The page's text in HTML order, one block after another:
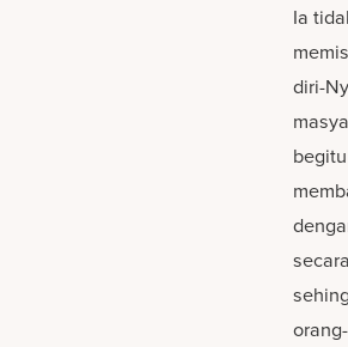
Ia
diri-
begitu